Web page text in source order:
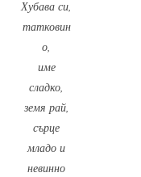
Хубава си,
татковин
о,
име
сладко,
земя рай,
сърце
младо и
невинно